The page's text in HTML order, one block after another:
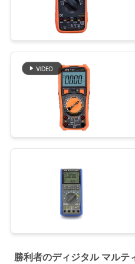
勝利者のディジタル マルテ